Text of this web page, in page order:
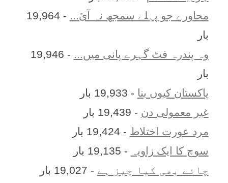
محاورے جو پہلے سمجھ نہ آئ...
- 19,964
بار
وہ پندرہ فٹ گہرے پانی میں...
- 19,946
بار
پاکستان کیوں بنا - 19,933 بار
غیر معمولی دن - 19,439 بار
مرد عورت اختلاط - 19,424 بار
سوچ کا ایک زاویہ
- 19,135 بار
چائے بھی کیا چیز ہے - 19,027 بار